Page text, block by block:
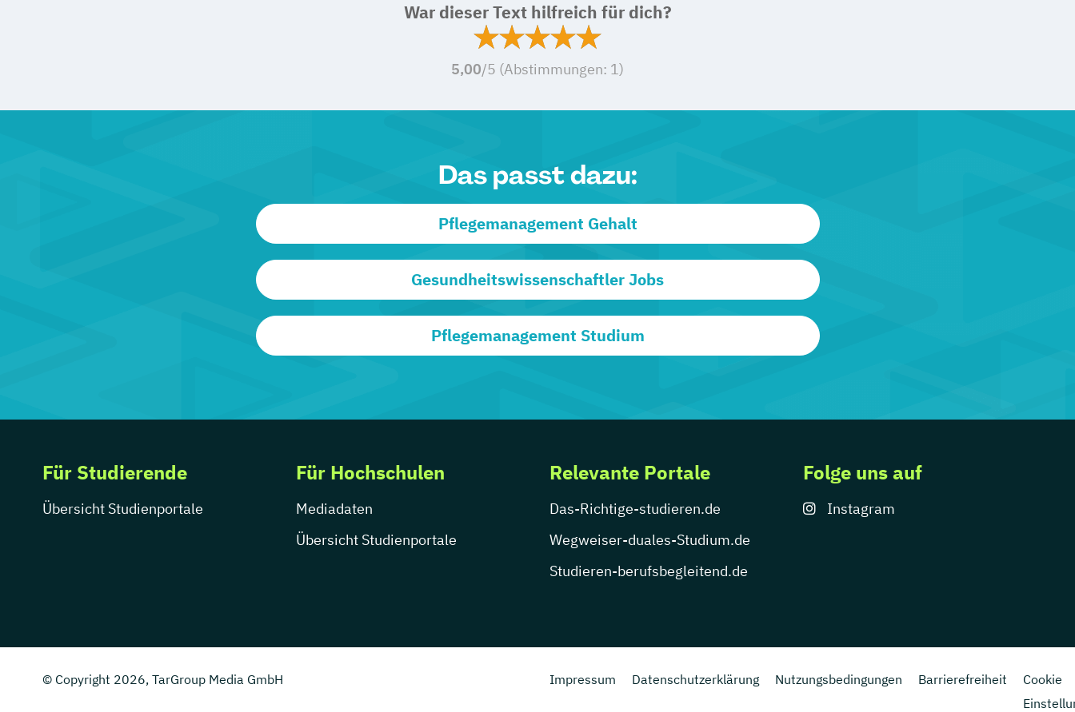
War dieser Text hilfreich für dich?
5,00/5 (Abstimmungen: 1)
Das passt dazu:
Pflegemanagement Gehalt
Gesundheitswissenschaftler Jobs
Pflegemanagement Studium
Für Studierende
Übersicht Studienportale
Für Hochschulen
Mediadaten
Übersicht Studienportale
Relevante Portale
Das-Richtige-studieren.de
Wegweiser-duales-Studium.de
Studieren-berufsbegleitend.de
Folge uns auf
Instagram
© Copyright 2026, TarGroup Media GmbH Impressum Datenschutzerklärung Nutzungsbedingungen Barrierefreiheit
Cookie